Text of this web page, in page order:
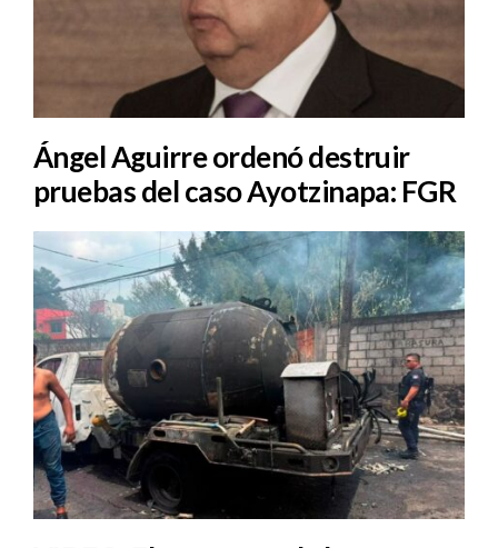
Ángel Aguirre ordenó destruir
pruebas del caso Ayotzinapa: FGR